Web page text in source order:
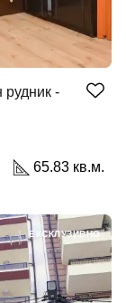
рудник -
65.83 кв.м.
ЕКСКЛУЗИВНО